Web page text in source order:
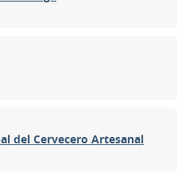
del Cervecero Artesanal